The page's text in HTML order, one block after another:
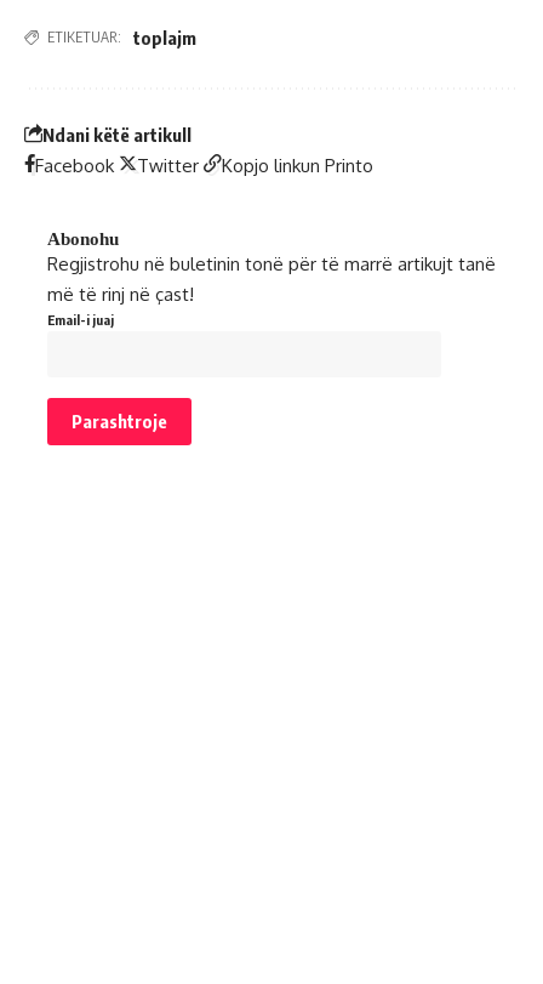
ETIKETUAR: toplajm
Ndani këtë artikull
Facebook Twitter Kopjo linkun Printo
Abonohu
Regjistrohu në buletinin tonë për të marrë artikujt tanë
më të rinj në çast!
Email-i juaj